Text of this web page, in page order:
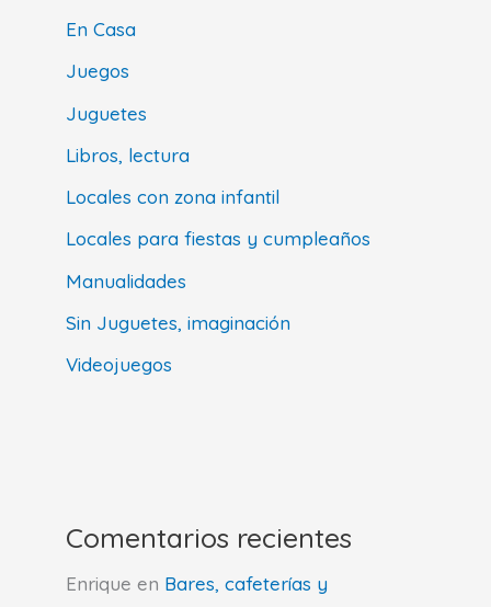
En Casa
Juegos
Juguetes
Libros, lectura
Locales con zona infantil
Locales para fiestas y cumpleaños
Manualidades
Sin Juguetes, imaginación
Videojuegos
Comentarios recientes
Enrique en Bares, cafeterías y